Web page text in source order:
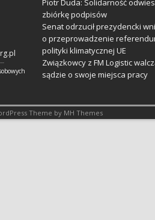
Piotr Duda: Solidarność
zbiórkę podpisów
Senat odrzucił prezydencki
o przeprowadzenie
polityki klimatycznej UE
Związkowcy z FM Logistic
sądzie o swoje miejsca pracy
Theme by MH Themes